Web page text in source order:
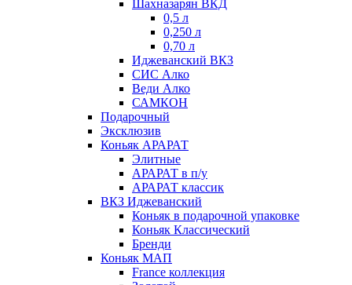
Шахназарян ВКД
0,5 л
0,250 л
0,70 л
Иджеванский ВКЗ
СИС Алко
Веди Алко
САМКОН
Подарочный
Эксклюзив
Коньяк АРАРАТ
Элитные
АРАРАТ в п/у
АРАРАТ классик
ВКЗ Иджеванский
Коньяк в подарочной упаковке
Коньяк Классический
Бренди
Коньяк МАП
France коллекция